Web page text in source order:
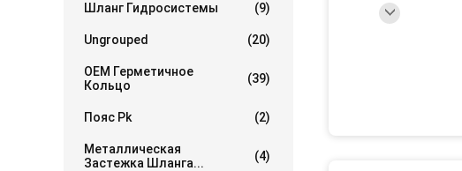
Шланг Гидросистемы (9)
Ungrouped (20)
OEM Герметичное
Кольцо
(39)
Пояс Pk (2)
Металлическая
Застежка Шланга...
(4)